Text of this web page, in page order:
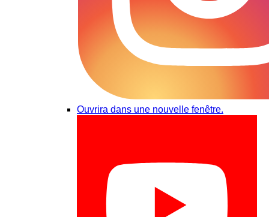
Ouvrira dans une nouvelle fenêtre.